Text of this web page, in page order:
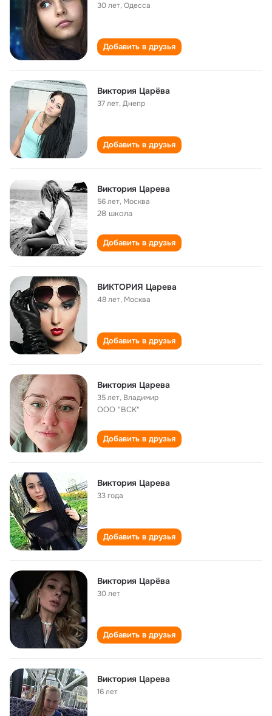
30 лет,Одесса
Добавить в друзья
Виктория Царёва
37 лет,Днепр
Добавить в друзья
Виктория Царева
56 лет, Москва
28 школа
Добавить в друзья
ВИКТОРИЯ Царева
48 лет, Москва
Добавить в друзья
Виктория Царева
35 лет, Владимир
ООО "ВСК"
Добавить в друзья
Виктория Царева
33 года
Добавить в друзья
Виктория Царёва
30 лет
Добавить в друзья
Виктория Царева
16 лет